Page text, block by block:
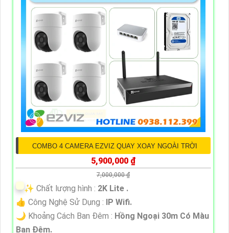
COMBO 4 CAMERA EZVIZ QUAY XOAY NGOÀI TRỜI
5,900,000 ₫
7,000,000 ₫
✨ Chất lượng hình : 2K Lite .
👍 Công Nghệ Sử Dụng :
IP Wifi.
🌙 Khoảng Cách Ban Đêm : Hồng Ngoại 30m Có Màu
Ban Ðêm.